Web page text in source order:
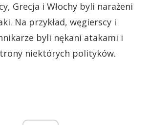
Grecja i Włochy byli narażeni
Na przykład, węgierscy i
byli nękani atakami i
niektórych polityków.